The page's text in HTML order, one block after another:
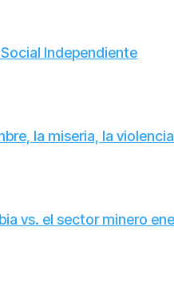
Independiente
la miseria, la
vs. el sector minero